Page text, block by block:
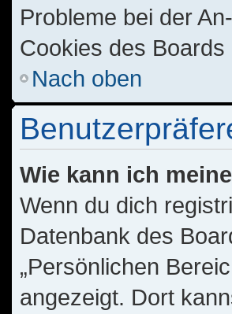
Probleme bei der
Cookies des Boards
Nach oben
Wie kann ich
Wenn du dich
Datenbank des
„Persönlichen
angezeigt. Dort